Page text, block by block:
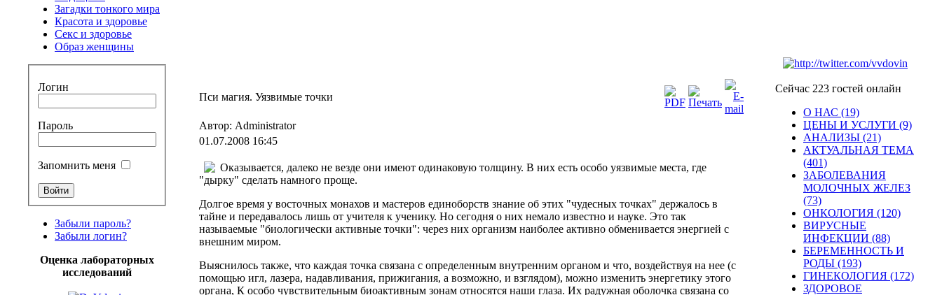
Загадки тонкого мира
Красота и здоровье
Секс и здоровье
Образ женщины
Логин
Пароль
Запомнить меня
Забыли пароль?
Забыли логин?
Оценка лабораторных
исследований
Пси магия. Уязвимые точки
Автор: Administrator
01.07.2008 16:45
Оказывается, далеко не везде они имеют одинаковую толщину. В них есть особо уязвимые места, где
"дырку" сделать намного проще.
Долгое время у восточных монахов и мастеров единоборств знание об этих "чудесных точках" держалось в
тайне и передавалось лишь от учителя к ученику. Но сегодня о них немало известно и науке. Это так
называемые "биологически активные точки": через них организм наиболее активно обменивается энергией с
внешним миром.
Выяснилось также, что каждая точка связана с определенным внутренним органом и что, воздействуя на нее (с
помощью игл, лазера, надавливания, прижигания, а возможно, и взглядом), можно изменить энергетику этого
органа, К особо чувствительным биоактивным зонам относятся наши глаза. Их радужная оболочка связана со
Сейчас 223 гостей онлайн
О НАС (19)
ЦЕНЫ И УСЛУГИ (9)
АНАЛИЗЫ (21)
АКТУАЛЬНАЯ ТЕМА
(401)
ЗАБОЛЕВАНИЯ
МОЛОЧНЫХ ЖЕЛЕЗ
(73)
ОНКОЛОГИЯ (120)
ВИРУСНЫЕ
ИНФЕКЦИИ (88)
БЕРЕМЕННОСТЬ И
РОДЫ (193)
ГИНЕКОЛОГИЯ (172)
ЗДОРОВОЕ